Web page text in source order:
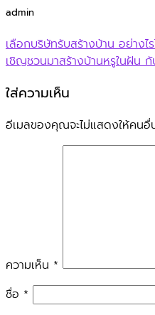
admin
เลือกบริษัทรับสร้างบ้าน อย่างไร
เชิญชวนมาสร้างบ้านหรูในฝัน
ใส่ความเห็น
อีเมลของคุณจะไม่แสดงให้คนอื่
ความเห็น *
ชื่อ *